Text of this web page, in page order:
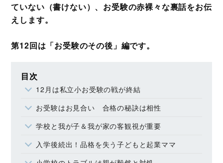
ていない（書けない）、お受験の赤裸々な裏話をお伝
えします。
第12回は「お受験のその後」編です。
目次
12月は私立小お受験の戦が終結
お受験はお見合い 合格の秘訣は相性
学校と我が子＆我が家の客観視が重要
入学後続出！品格を失う子どもと起業ママ